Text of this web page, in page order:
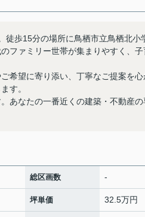
徒歩15分の場所に鳥栖市立鳥栖北
ファミリー世帯が集まりやすく、
希望に寄り添い、丁寧なご提案を
す。
あなたの一番近くの建築・不動産
総区画数 -
坪単価 32.5万円